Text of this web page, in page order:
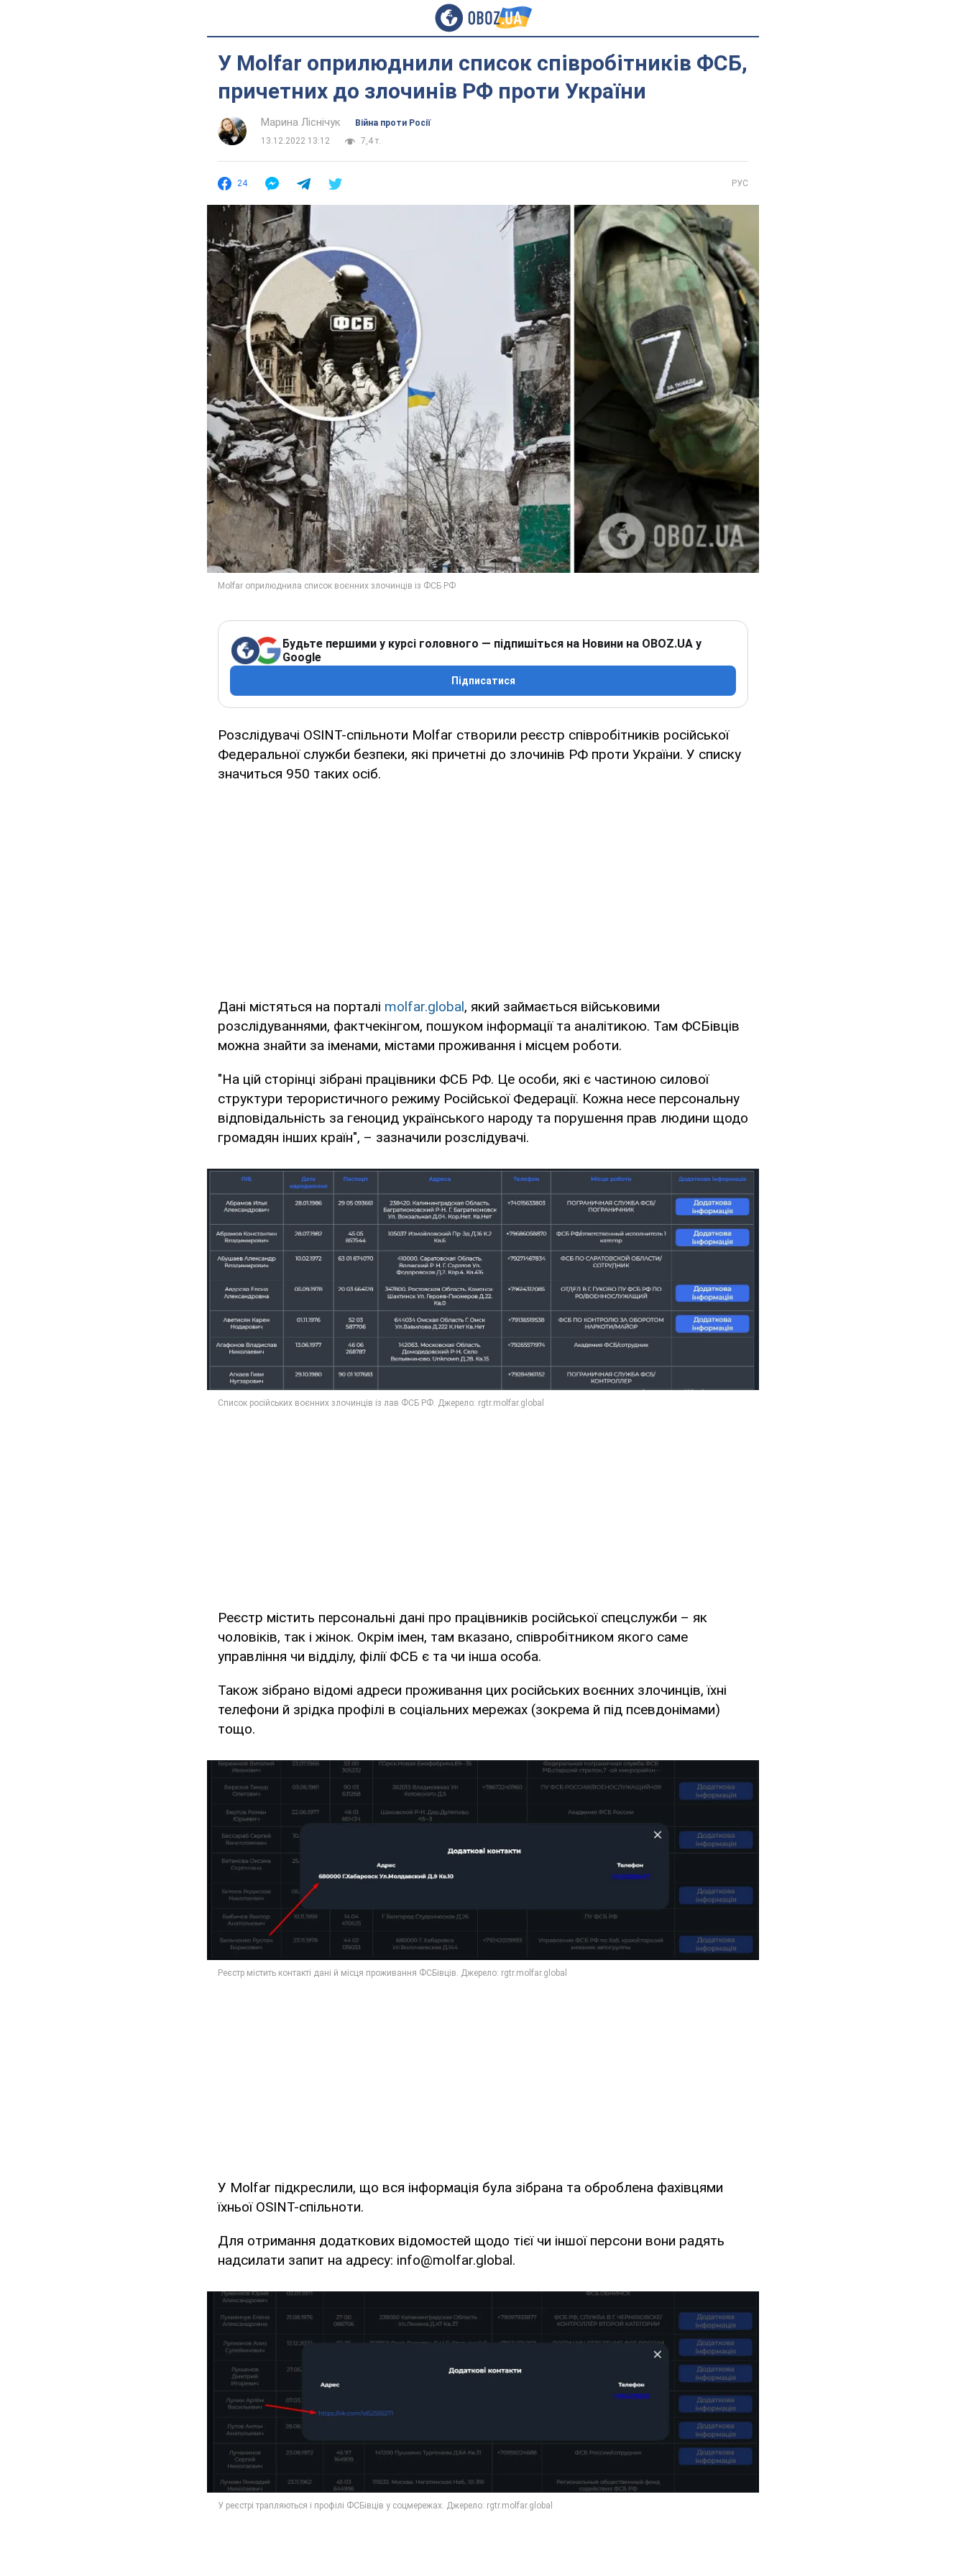
У Molfar оприлюднили список співробітників ФСБ,
причетних до злочинів РФ проти України
Марина Ліснічук
Війна проти Росії
13.12.2022 13:12
7,4 т.
24 РУС
Будьте першими у курсі головного — підпишіться на Новини на OBOZ.UA у
Google
Підписатися
Розслідувачі OSINT-спільноти Molfar створили реєстр співробітників російської
Федеральної служби безпеки, які причетні до злочинів РФ проти України. У списку
значиться 950 таких осіб.
Дані містяться на порталі molfar.global, який займається військовими
розслідуваннями, фактчекінгом, пошуком інформації та аналітикою. Там ФСБівців
можна знайти за іменами, містами проживання і місцем роботи.
"На цій сторінці зібрані працівники ФСБ РФ. Це особи, які є частиною силової
структури терористичного режиму Російської Федерації. Кожна несе персональну
відповідальність за геноцид українського народу та порушення прав людини щодо
громадян інших країн", – зазначили розслідувачі.
Реєстр містить персональні дані про працівників російської спецслужби – як
чоловіків, так і жінок. Окрім імен, там вказано, співробітником якого саме
управління чи відділу, філії ФСБ є та чи інша особа.
Також зібрано відомі адреси проживання цих російських воєнних злочинців, їхні
телефони й зрідка профілі в соціальних мережах (зокрема й під псевдонімами)
тощо.
У Molfar підкреслили, що вся інформація була зібрана та оброблена фахівцями
їхньої OSINT-спільноти.
Для отримання додаткових відомостей щодо тієї чи іншої персони вони радять
надсилати запит на адресу: info@molfar.global.